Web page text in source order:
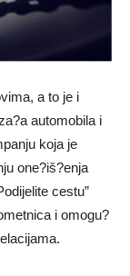
a to je i
automobila i
koja je
one?iš?enja
cestu”
i omogu?